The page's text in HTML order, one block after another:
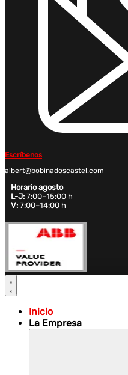
Escríbenos
albert@bobinadoscastel.com
Horario agosto
L-J: 7:00–15:00 h
V: 7:00–14:00 h
Inicio
La Empresa